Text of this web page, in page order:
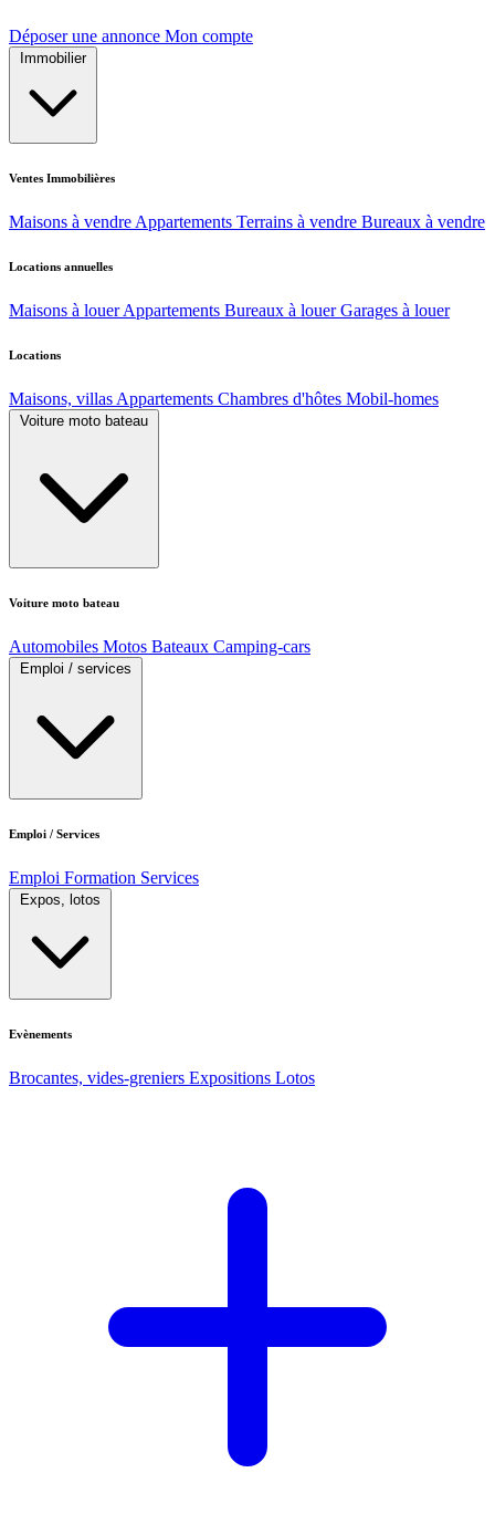
Déposer une annonce Mon compte
Immobilier
Ventes Immobilières
Maisons à vendre Appartements Terrains à vendre Bureaux à vendre
Locations annuelles
Maisons à louer Appartements Bureaux à louer Garages à louer
Locations
Maisons, villas Appartements Chambres d'hôtes Mobil-homes
Voiture moto bateau
Voiture moto bateau
Automobiles Motos Bateaux Camping-cars
Emploi / services
Emploi / Services
Emploi Formation Services
Expos, lotos
Evènements
Brocantes, vides-greniers Expositions Lotos